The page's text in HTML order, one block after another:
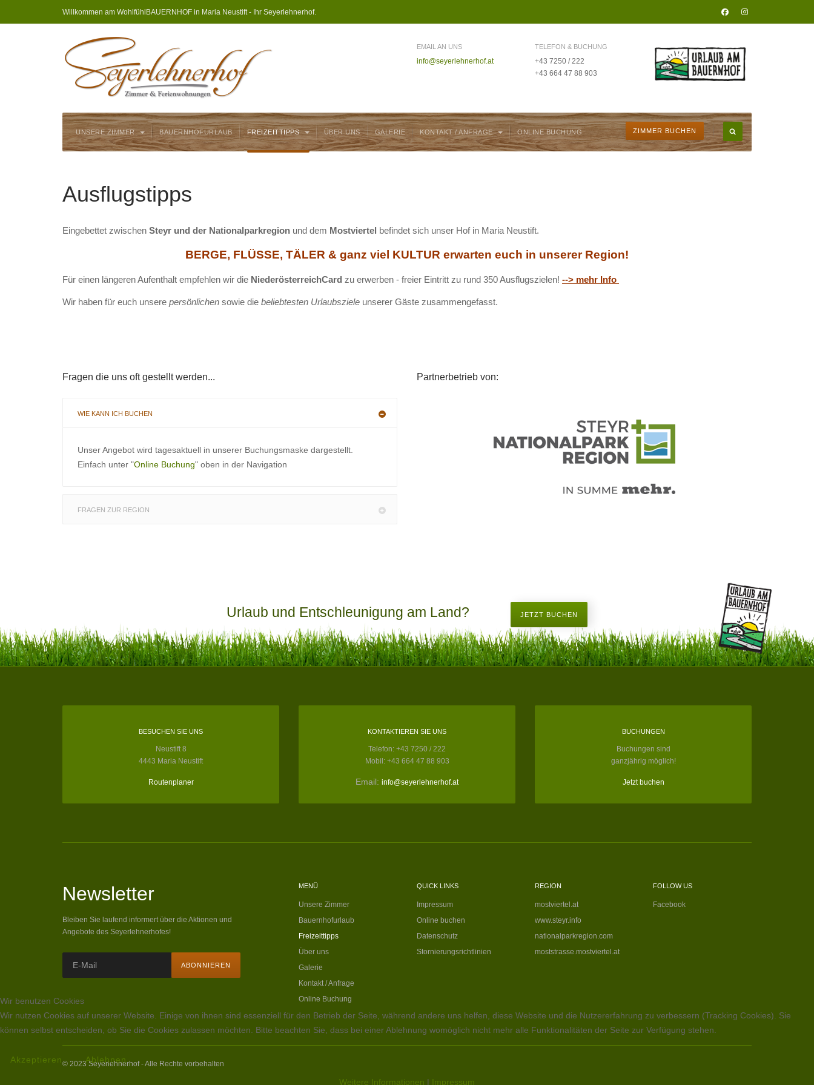
Willkommen am WohlfühlBAUERNHOF in Maria Neustift - Ihr Seyerlehnerhof.
EMAIL AN UNS
info@seyerlehnerhof.at
TELEFON & BUCHUNG
+43 7250 / 222
+43 664 47 88 903
UNSERE ZIMMER BAUERNHOFURLAUB FREIZEITTIPPS ÜBER UNS GALERIE KONTAKT / ANFRAGE ONLINE BUCHUNG ZIMMER BUCHEN
Ausflugstipps
Eingebettet zwischen Steyr und der Nationalparkregion und dem Mostviertel befindet sich unser Hof in Maria Neustift.
BERGE, FLÜSSE, TÄLER & ganz viel KULTUR erwarten euch in unserer Region!
Für einen längeren Aufenthalt empfehlen wir die NiederösterreichCard zu erwerben - freier Eintritt zu rund 350 Ausflugszielen! --> mehr Info
Wir haben für euch unsere persönlichen sowie die beliebtesten Urlaubsziele unserer Gäste zusammengefasst.
Fragen die uns oft gestellt werden...
WIE KANN ICH BUCHEN
Unser Angebot wird tagesaktuell in unserer Buchungsmaske dargestellt.
Einfach unter "Online Buchung" oben in der Navigation
FRAGEN ZUR REGION
Partnerbetrieb von:
Urlaub und Entschleunigung am Land? JETZT BUCHEN
BESUCHEN SIE UNS
Neustift 8
4443 Maria Neustift
Routenplaner
KONTAKTIEREN SIE UNS
Telefon: +43 7250 / 222
Mobil: +43 664 47 88 903
Email: info@seyerlehnerhof.at
BUCHUNGEN
Buchungen sind
ganzjährig möglich!
Jetzt buchen
Newsletter
Bleiben Sie laufend informert über die Aktionen und
Angebote des Seyerlehnerhofes!
MENÜ
Unsere Zimmer
Bauernhofurlaub
Freizeittipps
Über uns
Galerie
Kontakt / Anfrage
Online Buchung
QUICK LINKS
Impressum
Online buchen
Datenschutz
Stornierungsrichtlinien
REGION
mostviertel.at
www.steyr.info
nationalparkregion.com
moststrasse.mostviertel.at
FOLLOW US
Facebook
© 2023 Seyerlehnerhof - Alle Rechte vorbehalten
Wir benutzen Cookies
Wir nutzen Cookies auf unserer Website. Einige von ihnen sind essenziell für den Betrieb der Seite, während andere uns helfen, diese Website und die Nutzererfahrung zu verbessern (Tracking Cookies). Sie
können selbst entscheiden, ob Sie die Cookies zulassen möchten. Bitte beachten Sie, dass bei einer Ablehnung womöglich nicht mehr alle Funktionalitäten der Seite zur Verfügung stehen.
Akzeptieren Ablehnen
Weitere Informationen | Impressum